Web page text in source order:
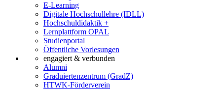
E-Learning
Digitale Hochschullehre (IDLL)
Hochschuldidaktik +
Lernplattform OPAL
Studienportal
Öffentliche Vorlesungen
engagiert & verbunden
Alumni
Graduiertenzentrum (GradZ)
HTWK-Förderverein